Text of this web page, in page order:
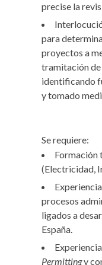
precise la
para
proyectos a
tramitación de
identificando
y tomado
Se requiere:
Formación
(Electricidad,
procesos
ligados a
España.
Permittingy